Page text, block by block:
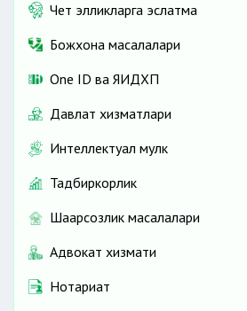
Чет элликларга эслатма
Божхона масалалари
One ID ва ЯИДХП
Давлат хизматлари
Интеллектуал мулк
Тадбиркорлик
Шаҳарсозлик масалалари
Адвокат хизмати
Нотариат